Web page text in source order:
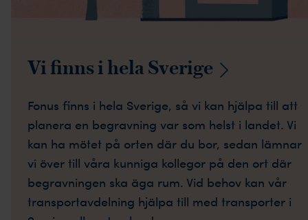
Vi finns i helaSverige
Fonus finns i hela Sverige, så vi kan hjälpa till att
planera en begravning var som helst i landet. Vi
kan ha mötet på orten där du bor, sedan lämnar
vi över till våra kunniga kollegor på den ort där
begravningen ska äga rum. Vid behov kan vår
transportavdelning hjälpa till med transporter i